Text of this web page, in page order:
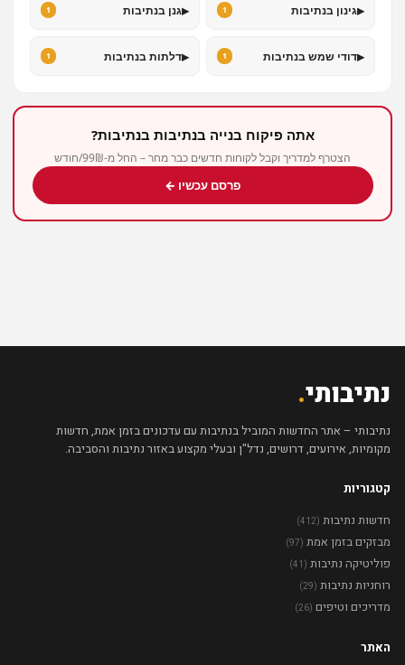
▸גינון בנתיבות 1
▸גנן בנתיבות 1
▸דודי שמש בנתיבות 1
▸דלתות בנתיבות 1
אתה פיקוח בנייה בנתיבות בנתיבות?
הצטרף למדריך וקבל לקוחות חדשים כבר מחר – החל מ-99₪/חודש
פרסם עכשיו ←
נתיבותי.
נתיבותי – אתר החדשות המוביל בנתיבות עם עדכונים בזמן אמת, חדשות
מקומיות, אירועים, דרושים, נדל"ן ובעלי מקצוע באזור נתיבות והסביבה.
קטגוריות
חדשות נתיבות (412)
מבזקים בזמן אמת (97)
פוליטיקה נתיבות (41)
רוחניות נתיבות (29)
מדריכים וטיפים (26)
האתר